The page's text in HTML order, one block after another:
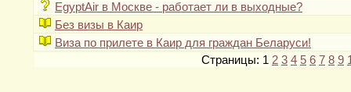
EgyptAir в Москве - работает ли в выходные?
Без визы в Каир
Виза по прилете в Каир для граждан Беларуси!
Страницы: 1 2 3 4 5 6 7 8 9